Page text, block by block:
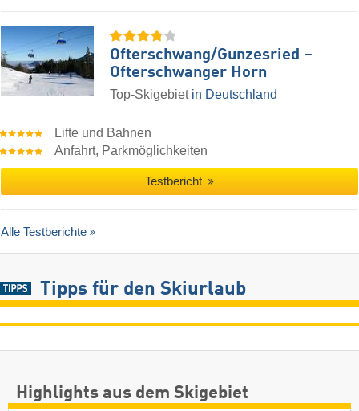
Ofterschwang/​Gunzesried –
Ofterschwanger Horn
Top-Skigebiet in Deutschland
Lifte und Bahnen
Anfahrt, Parkmöglichkeiten
Testbericht
Alle Testberichte
Tipps für den Skiurlaub
Highlights aus dem Skigebiet